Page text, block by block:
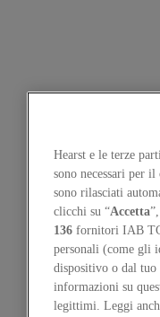
Hearst e le terze
sono necessari per
sono rilasciati
clicchi su “Accetta
136 fornitori IAB
personali (come gli
dispositivo o dal tuo
informazioni su
legittimi. Leggi